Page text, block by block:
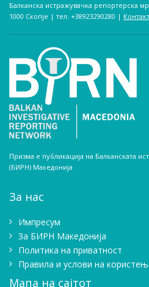
Балканска истражувачка репортерска
1000 Скопје | тел. +38923290280­ | Контакт
Призма е публикација на Балканската
(БИРН) Македонија
За нас
Импресум
Зa БИРН Македонија
Политика на приватност
Правила и услови на
Мапа на сајтот